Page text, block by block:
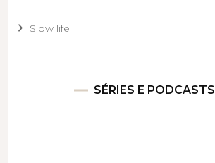
Slow life
SÉRIES E PODCASTS